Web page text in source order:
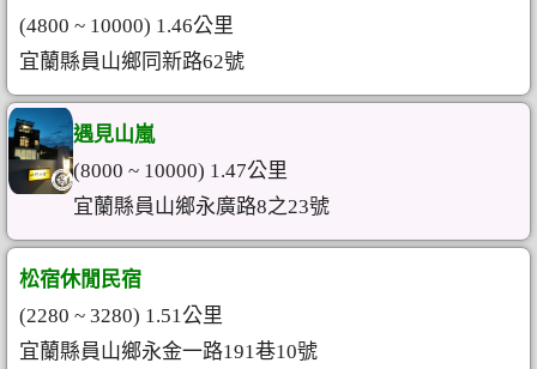
(4800 ~ 10000) 1.46公里
宜蘭縣員山鄉同新路62號
遇見山嵐
(8000 ~ 10000) 1.47公里
宜蘭縣員山鄉永廣路8之23號
松宿休閒民宿
(2280 ~ 3280) 1.51公里
宜蘭縣員山鄉永金一路191巷10號